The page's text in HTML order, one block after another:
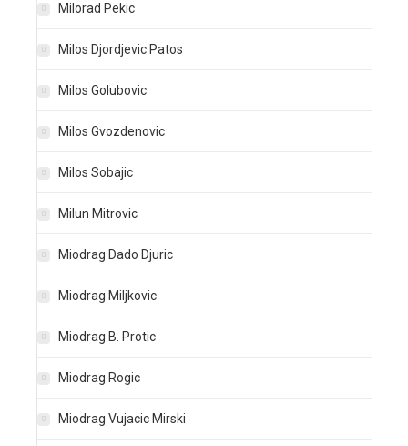
Milorad Pekic
Milos Djordjevic Patos
Milos Golubovic
Milos Gvozdenovic
Milos Sobajic
Milun Mitrovic
Miodrag Dado Djuric
Miodrag Miljkovic
Miodrag B. Protic
Miodrag Rogic
Miodrag Vujacic Mirski